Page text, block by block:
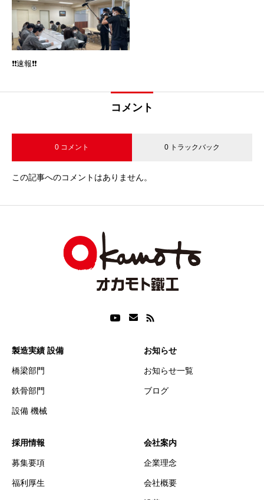
❗❗速報❗❗
コメント
0 コメント 0 トラックバック
この記事へのコメントはありません。
製造実績 設備
橋梁部門
鉄骨部門
設備 機械
お知らせ
お知らせ一覧
ブログ
採用情報
募集要項
福利厚生
会社案内
企業理念
会社概要